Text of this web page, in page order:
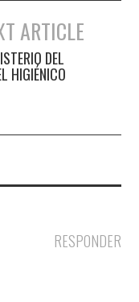
ARTICLE
DEL
HIGIÉNICO
RESPONDER